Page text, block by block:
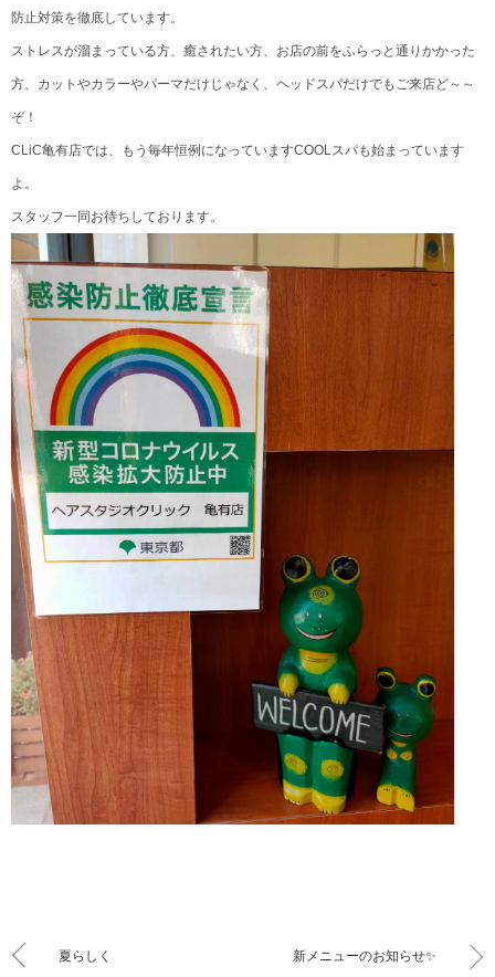
防止対策を徹底しています。
ストレスが溜まっている方、癒されたい方、お店の前をふらっと通りかかった
方、カットやカラーやパーマだけじゃなく、ヘッドスパだけでもご来店ど～～
ぞ！
CLiC亀有店では、もう毎年恒例になっていますCOOLスパも始まっています
よ。
スタッフ一同お待ちしております。
夏らしく 新メニューのお知らせ✨